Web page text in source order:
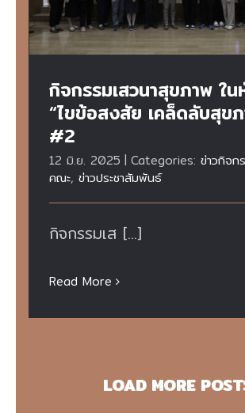
กิจกรรมเสวนาสุขภาพ ใน
“ไขข้อสงสัย เคล็ดลับสุข
#2
12 มิ.ย. 2025 | Categories: ข่าวกิจก
คณะ, ข่าวประชาสัมพันธ์
กิจกรรมเส [...]
Read More
LOAD MORE